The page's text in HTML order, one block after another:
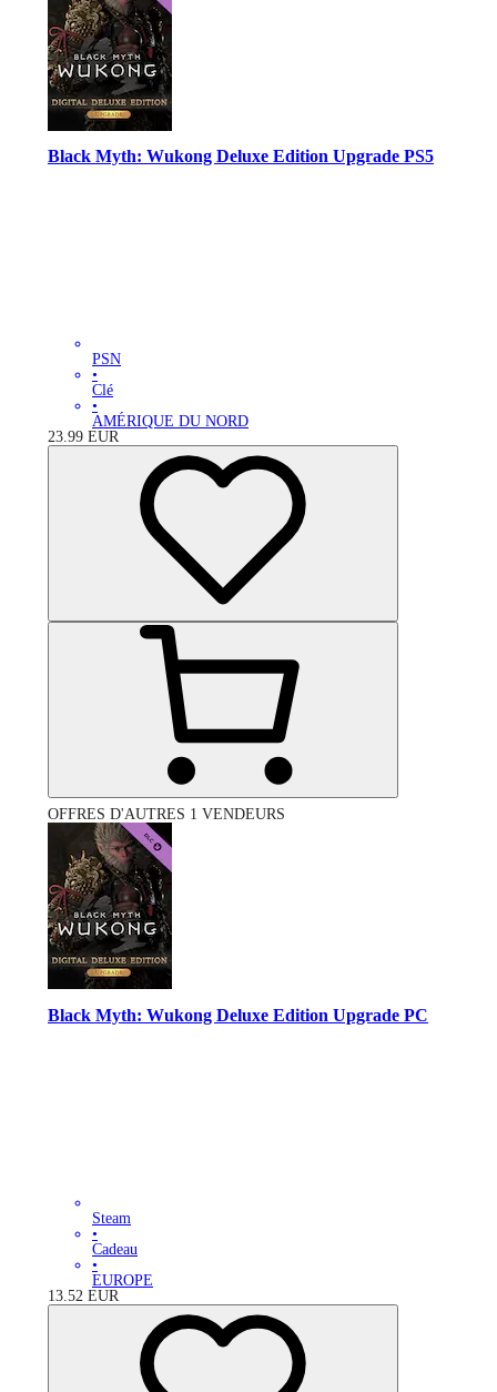
Black Myth: Wukong Deluxe Edition Upgrade PS5
PSN
•
Clé
•
AMÉRIQUE DU NORD
23.99 EUR
OFFRES D'AUTRES 1 VENDEURS
Black Myth: Wukong Deluxe Edition Upgrade PC
Steam
•
Cadeau
•
EUROPE
13.52 EUR